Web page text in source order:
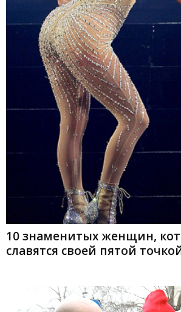
10 знаменитых женщин,
славятся своей пятой